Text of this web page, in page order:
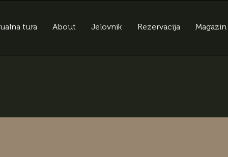
tura About Jelovnik Rezervacija Magazin